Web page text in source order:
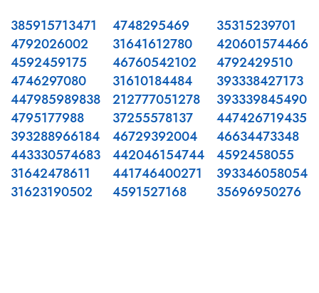
385915713471
4792026002
4592459175
4746297080
447985989838
4795177988
393288966184
443330574683
31642478611
31623190502
4748295469
31641612780
46760542102
31610184484
212777051278
37255578137
46729392004
442046154744
441746400271
4591527168
35315239701
420601574466
4792429510
393338427173
393339845490
447426719435
46634473348
4592458055
393346058054
35696950276